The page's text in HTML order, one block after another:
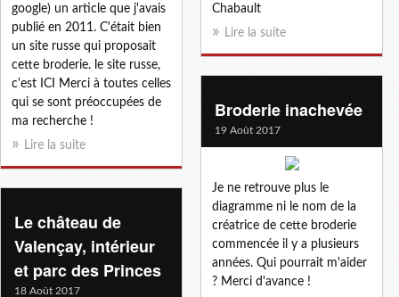
google) un article que j'avais
publié en 2011. C'était bien
un site russe qui proposait
cette broderie. le site russe,
c'est ICI Merci à toutes celles
qui se sont préoccupées de
ma recherche !
Lire la suite
Chabault
Lire la suite
Broderie inachevée
19 Août 2017
Je ne retrouve plus le
diagramme ni le nom de la
créatrice de cette broderie
commencée il y a plusieurs
années. Qui pourrait m'aider
? Merci d'avance !
Le château de
Valençay, intérieur
et parc des Princes
18 Août 2017